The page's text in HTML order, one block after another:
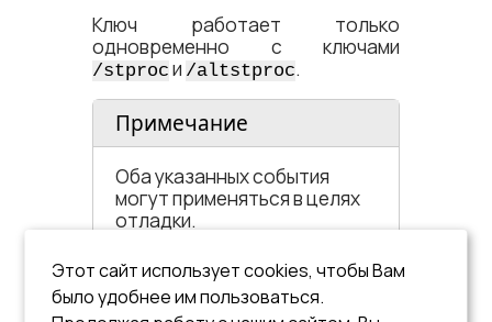
Ключ работает только
одновременно с ключами
/stproc и /altstproc.
Примечание
Оба указанных события
могут применяться в целях
отладки.
Пример
Этот сайт использует cookies, чтобы Вам
было удобнее им пользоваться.